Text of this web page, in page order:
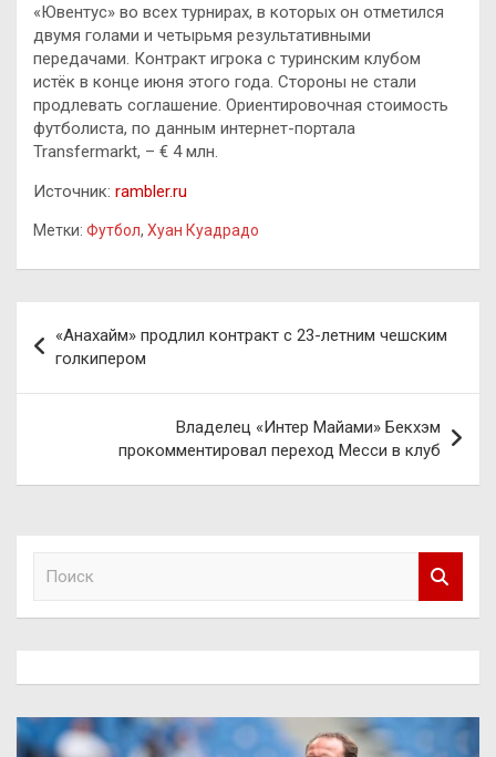
«Ювентус» во всех турнирах, в которых он отметился
двумя голами и четырьмя результативными
передачами. Контракт игрока с туринским клубом
истёк в конце июня этого года. Стороны не стали
продлевать соглашение. Ориентировочная стоимость
футболиста, по данным интернет-портала
Transfermarkt, – € 4 млн.
Источник: rambler.ru
Метки: Футбол, Хуан Куадрадо
по
записям
«Анахайм» продлил контракт с 23-летним чешским
голкипером
Владелец «Интер Майами» Бекхэм
прокомментировал переход Месси в клуб